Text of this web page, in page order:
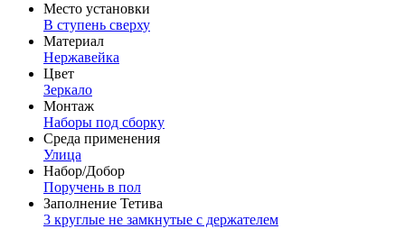
Место установки
В ступень сверху
Материал
Нержавейка
Цвет
Зеркало
Монтаж
Наборы под сборку
Среда применения
Улица
Набор/Добор
Поручень в пол
Заполнение Тетива
3 круглые не замкнутые с держателем